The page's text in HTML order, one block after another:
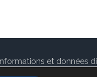
et données